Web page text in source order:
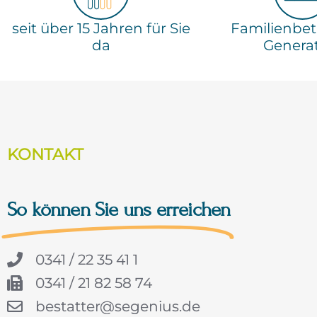
seit über 15 Jahren für Sie
da
KONTAKT
So können Sie uns erreichen
0341 / 22 35 41 1
0341 / 21 82 58 74
bestatter@segenius.de